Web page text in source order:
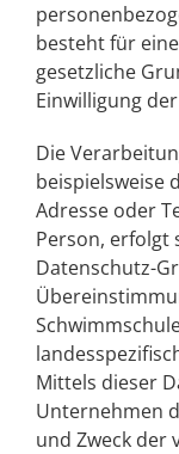
besteht für
gesetzliche
Einwilligung
Die
beispielsweise
Adresse oder
Person, erfolgt
Datenschutz-
Mittels dieser
Unternehmen
und Zweck der